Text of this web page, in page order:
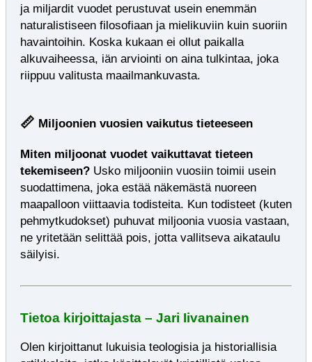
ja miljardit vuodet perustuvat usein enemmän
naturalistiseen filosofiaan ja mielikuviin kuin suoriin
havaintoihin. Koska kukaan ei ollut paikalla
alkuvaiheessa, iän arviointi on aina tulkintaa, joka
riippuu valitusta maailmankuvasta.
📏 Miljoonien vuosien vaikutus tieteeseen
Miten miljoonat vuodet vaikuttavat tieteen
tekemiseen? Usko miljooniin vuosiin toimii usein
suodattimena, joka estää näkemästä nuoreen
maapalloon viittaavia todisteita. Kun todisteet (kuten
pehmytkudokset) puhuvat miljoonia vuosia vastaan,
ne yritetään selittää pois, jotta vallitseva aikataulu
säilyisi.
Tietoa kirjoittajasta – Jari Iivanainen
Olen kirjoittanut lukuisia teologisia ja historiallisia